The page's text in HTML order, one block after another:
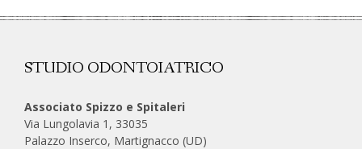
STUDIO ODONTOIATRICO
Associato Spizzo e Spitaleri
Via Lungolavia 1, 33035
Palazzo Inserco, Martignacco (UD)